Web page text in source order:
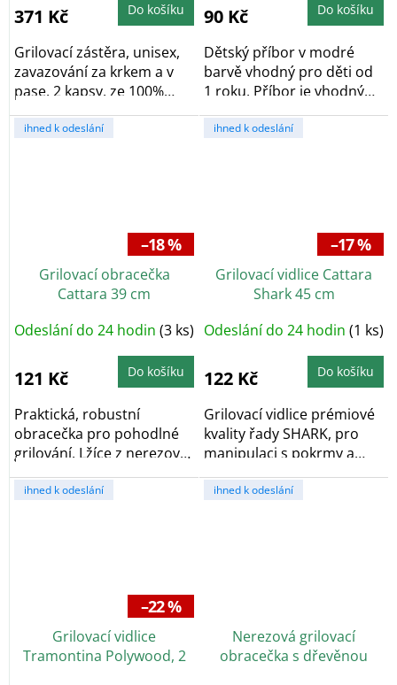
371 Kč Do košíku
Grilovací zástěra, unisex,
zavazování za krkem a v
pase, 2 kapsy, ze 100%
bavlny,...
90 Kč Do košíku
Dětský příbor v modré
barvě vhodný pro děti od
1 roku. Příbor je vhodný
do myčky nádobí.
ihned k odeslání
–18 %
Grilovací obracečka
Cattara 39 cm
Odeslání do 24 hodin (3 ks)
121 Kč Do košíku
Praktická, robustní
obracečka pro pohodlné
grilování. Lžíce z nerezové
oceli o...
ihned k odeslání
–17 %
Grilovací vidlice Cattara
Shark 45 cm
Odeslání do 24 hodin (1 ks)
122 Kč Do košíku
Grilovací vidlice prémiové
kvality řady SHARK, pro
manipulaci s pokrmy a
přílohami při...
ihned k odeslání
–22 %
Grilovací vidlice
Tramontina Polywood, 2
ihned k odeslání
Nerezová grilovací
obracečka s dřevěnou